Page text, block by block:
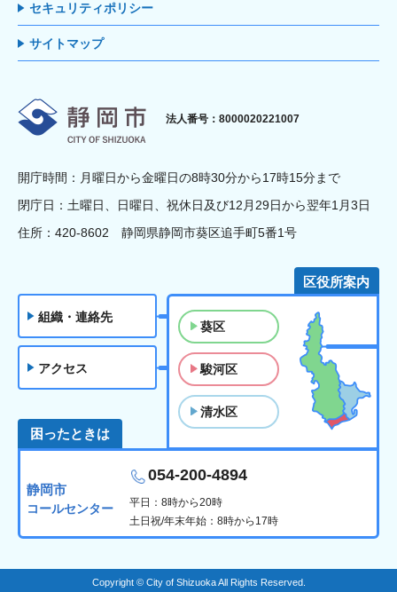
セキュリティポリシー
サイトマップ
静岡市
法人番号：8000020221007
開庁時間：月曜日から金曜日の8時30分から17時15分まで
閉庁日：土曜日、日曜日、祝休日及び12月29日から翌年1月3日
住所：420-8602 静岡県静岡市葵区追手町5番1号
組織・連絡先
アクセス
区役所案内
葵区
駿河区
清水区
困ったときは
静岡市
コールセンター
054-200-4894
平日：8時から20時
土日祝/年末年始：8時から17時
Copyright © City of Shizuoka All Rights Reserved.